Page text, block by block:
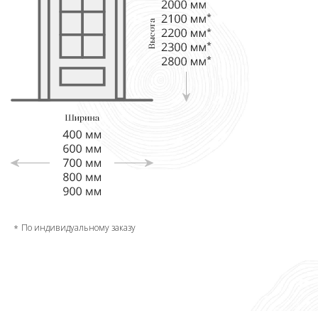
По индивидуальному заказу